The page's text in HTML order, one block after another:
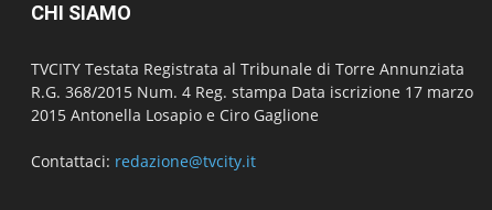
CHI SIAMO
TVCITY Testata Registrata al Tribunale di Torre Annunziata
R.G. 368/2015 Num. 4 Reg. stampa Data iscrizione 17 marzo
2015 Antonella Losapio e Ciro Gaglione
Contattaci: redazione@tvcity.it